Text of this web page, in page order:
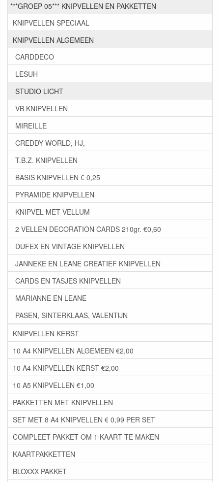
***GROEP 05*** KNIPVELLEN EN PAKKETTEN
KNIPVELLEN SPECIAAL
KNIPVELLEN ALGEMEEN
CARDDECO
LESUH
STUDIO LICHT
VB KNIPVELLEN
MIREILLE
CREDDY WORLD, HJ,
T.B.Z. KNIPVELLEN
BASIS KNIPVELLEN € 0,25
PYRAMIDE KNIPVELLEN
KNIPVEL MET VELLUM
2 VELLEN DECORATION CARDS 210gr. €0,60
DUFEX EN VINTAGE KNIPVELLEN
JANNEKE EN LEANE CREATIEF KNIPVELLEN
CARDS EN TASJES KNIPVELLEN
MARIANNE EN LEANE
PASEN, SINTERKLAAS, VALENTIJN
KNIPVELLEN KERST
10 A4 KNIPVELLEN ALGEMEEN €2,00
10 A4 KNIPVELLEN KERST €2,00
10 A5 KNIPVELLEN €1,00
PAKKETTEN MET KNIPVELLEN
SET MET 8 A4 KNIPVELLEN € 0,99 PER SET
COMPLEET PAKKET OM 1 KAART TE MAKEN
KAARTPAKKETTEN
BLOXXX PAKKET